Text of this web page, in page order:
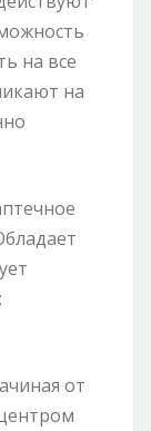
на все
на
от